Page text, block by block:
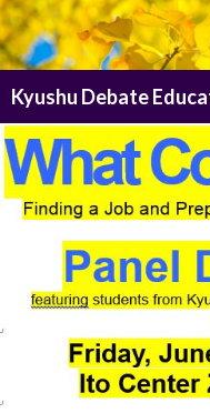
Kyushu Debate
索
ン
テ
ン
ツ